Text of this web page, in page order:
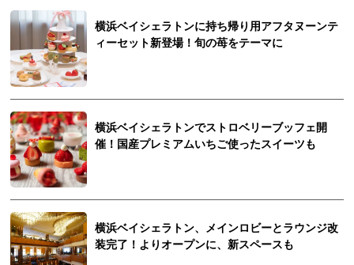
横浜ベイシェラトンに持ち帰り用アフタヌーンテ
ィーセット新登場！旬の苺をテーマに
横浜ベイシェラトンでストロベリーブッフェ開
催！国産プレミアムいちご使ったスイーツも
横浜ベイシェラトン、メインロビーとラウンジ改
装完了！よりオープンに、新スペースも